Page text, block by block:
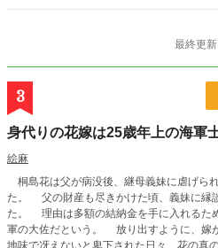
最終更
3
身代りの花嫁は25歳年上の海軍
絵麻
桐島花は父が病没後、継母義妹に虐げら
た。 父の財産も尽きかけた頃、義妹に縁
た。 理由は多額の結納金を手に入れるため。 相手は二十五歳も歳上
軍の大佐だという。 放り出すように、嫁がされた花を待っていたものは。